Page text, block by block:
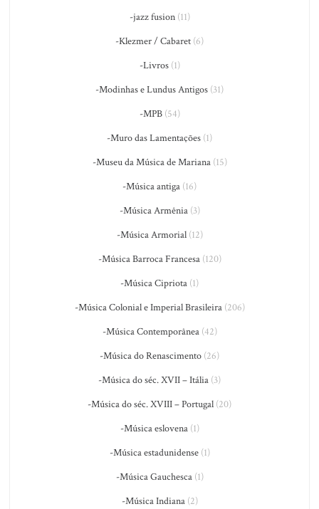
-jazz fusion(11)
-Klezmer / Cabaret (6)
-Livros(1)
-Modinhas e Lundus Antigos (31)
-MPB(54)
-Muro das Lamentações (1)
-Museu da Música de Mariana(15)
-Música antiga (16)
-Música Armênia(3)
-Música Armorial(12)
-Música Barroca Francesa(120)
-Música Cipriota (1)
-Música Colonial e Imperial Brasileira(206)
-Música Contemporânea(42)
-Música do Renascimento (26)
-Música do séc. XVII – Itália (3)
-Música do séc. XVIII – Portugal (20)
-Música eslovena(1)
-Música estadunidense(1)
-Música Gauchesca(1)
-Música Indiana(2)